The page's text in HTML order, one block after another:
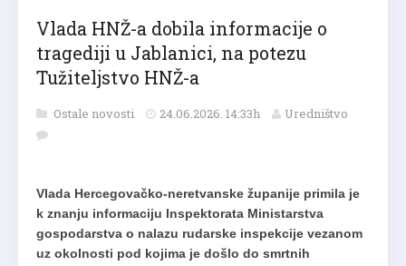
Vlada HNŽ-a dobila informacije o
tragediji u Jablanici, na potezu
Tužiteljstvo HNŽ-a
Ostale novosti 24.06.2026. 14:33h Uredništvo
Vlada Hercegovačko-neretvanske županije primila je
k znanju informaciju Inspektorata Ministarstva
gospodarstva o nalazu rudarske inspekcije vezanom
uz okolnosti pod kojima je došlo do smrtnih